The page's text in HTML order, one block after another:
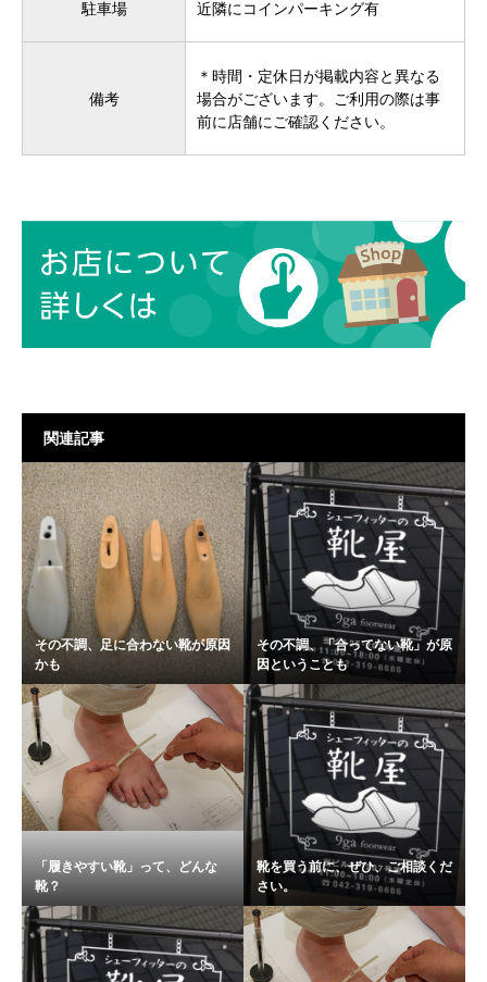
駐車場 近隣にコインパーキング有
備考
＊時間・定休日が掲載内容と異なる
場合がございます。ご利用の際は事
前に店舗にご確認ください。
関連記事
その不調、足に合わない靴が原因
かも
その不調、「合ってない靴」が原
因ということも
「履きやすい靴」って、どんな
靴？
靴を買う前に、ぜひ、ご相談くだ
さい。